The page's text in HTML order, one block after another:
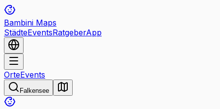
Bambini Maps
StädteEventsRatgeberApp
OrteEvents
Falkensee